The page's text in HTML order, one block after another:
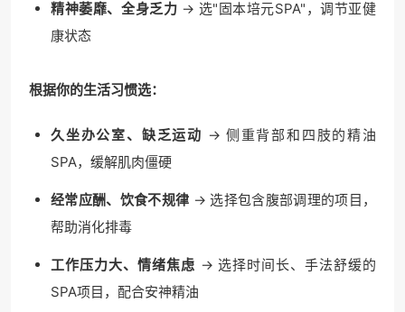
精神萎靡、全身乏力 → 选"固本培元SPA"，调节亚健
康状态
根据你的生活习惯选：
久坐办公室、缺乏运动 → 侧重背部和四肢的精油
SPA，缓解肌肉僵硬
经常应酬、饮食不规律 → 选择包含腹部调理的项目，
帮助消化排毒
工作压力大、情绪焦虑 → 选择时间长、手法舒缓的
SPA项目，配合安神精油